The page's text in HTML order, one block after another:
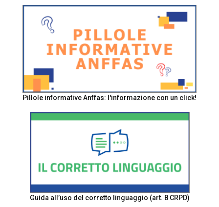
Pillole informative Anffas: l'informazione con un click!
Guida all’uso del corretto linguaggio (art. 8 CRPD)